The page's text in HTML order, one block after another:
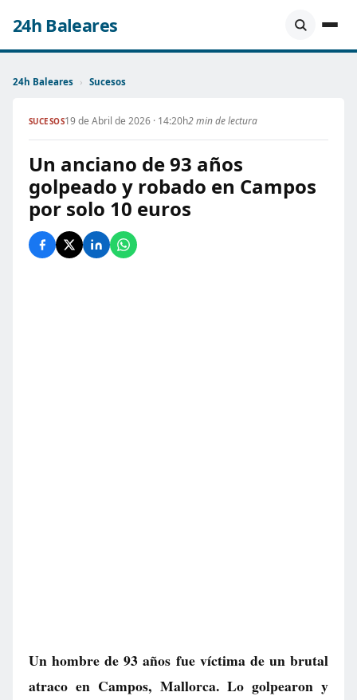
24h Baleares
24h Baleares › Sucesos
SUCESOS19 de Abril de 2026 · 14:20h2 min de lectura
Un anciano de 93 años
golpeado y robado en Campos
por solo 10 euros
Un hombre de 93 años fue víctima de un brutal
atraco en Campos, Mallorca. Lo golpearon y